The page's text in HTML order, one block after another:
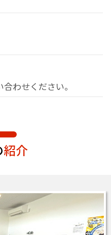
わせください。
紹介